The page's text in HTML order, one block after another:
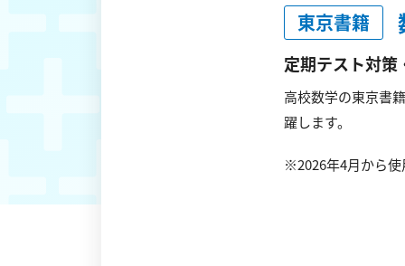
東京書籍
定期テスト対策
高校数学の東京書
躍します。
※2026年4月から